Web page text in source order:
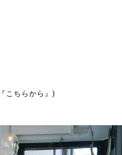
『こちらから』)